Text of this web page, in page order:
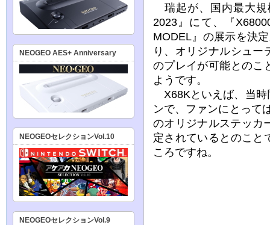
瑞起が、国内最大規
2023』にて、『
MODEL』の展示を決
り、オリジナルシュー
のプレイが可能とのこ
ようです。
X68Kといえば、当時
ンで、ファンにとって
のオリジナルステッカ
定されているとのこと
ころですね。
NEOGEO AES+ Anniversary
NEOGEOセレクションVol.10
NEOGEOセレクションVol.9